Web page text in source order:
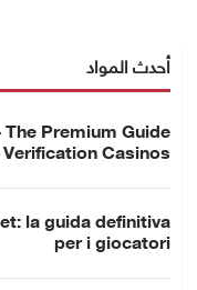
أحدث المواد
Premium Guide
Casinos
la guida definitiva
per i giocatori